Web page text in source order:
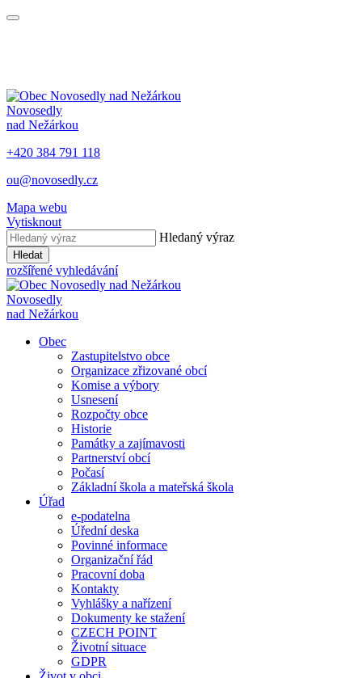
Novosedly
nad Nežárkou
+420 384 791 118
ou@novosedly.cz
Mapa webu
Vytisknout
Hledaný výraz
Hledat
rozšířené vyhledávání
Novosedly
nad Nežárkou
Obec
Zastupitelstvo obce
Organizace zřizované obcí
Komise a výbory
Usnesení
Rozpočty obce
Historie
Památky a zajímavosti
Partnerství obcí
Počasí
Základní škola a mateřská škola
Úřad
e-podatelna
Úřední deska
Povinné informace
Organizační řád
Pracovní doba
Kontakty
Vyhlášky a nařízení
Dokumenty ke stažení
CZECH POINT
Životní situace
GDPR